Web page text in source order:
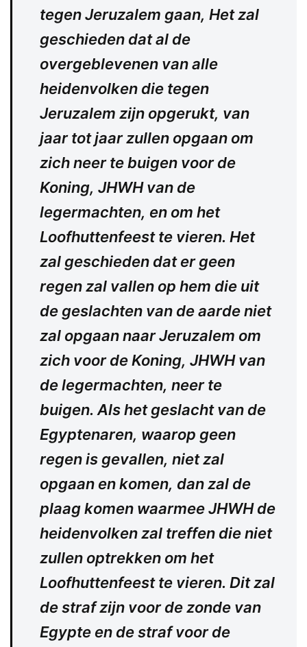
tegen Jeruzalem gaan, Het zal
geschieden dat al de
overgeblevenen van alle
heidenvolken die tegen
Jeruzalem zijn opgerukt, van
jaar tot jaar zullen opgaan om
zich neer te buigen voor de
Koning, JHWH van de
legermachten, en om het
Loofhuttenfeest te vieren. Het
zal geschieden dat er geen
regen zal vallen op hem die uit
de geslachten van de aarde niet
zal opgaan naar Jeruzalem om
zich voor de Koning, JHWH van
de legermachten, neer te
buigen. Als het geslacht van de
Egyptenaren, waarop geen
regen is gevallen, niet zal
opgaan en komen, dan zal de
plaag komen waarmee JHWH de
heidenvolken zal treffen die niet
zullen optrekken om het
Loofhuttenfeest te vieren. Dit zal
de straf zijn voor de zonde van
Egypte en de straf voor de